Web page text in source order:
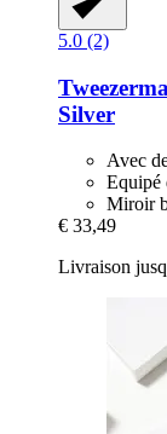
5.0 (2)
Silver
Avec
Equipé
Miroir
€ 33,49
Livraison